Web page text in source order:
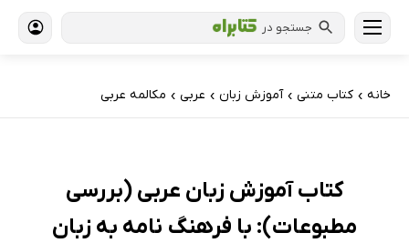
جستجو در
خانه › کتاب‌ متنی › آموزش زبان › عربی › مکالمه عربی
کتاب آموزش زبان عربی (بررسی
مطبوعات): با فرهنگ نامه به زبان